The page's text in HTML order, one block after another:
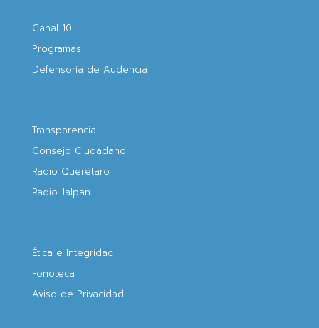
Canal 10
Programas
Defensoría de Audencia
Transparencia
Consejo Ciudadano
Radio Querétaro
Radio Jalpan
Ética e Integridad
Fonoteca
Aviso de Privacidad